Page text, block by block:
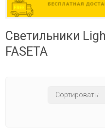
Распродажа
Еще
от
Стиль
прозрачный
Светильники
FASETA
Сортировать: